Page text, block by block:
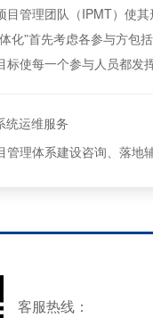
管理团队（IPMT）使其
化”首先考虑各参与方包
标使每一个参与人员都发
统运维服务
管理体系建设咨询、落地
客服热线：